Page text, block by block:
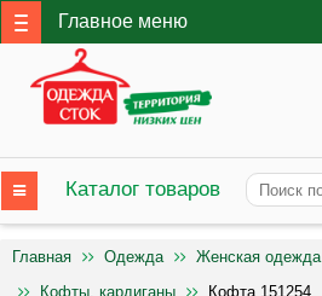
Главное меню
Каталог товаров
Главная Одежда Женская одежда
Кофты, кардиганы
Кофта 151254